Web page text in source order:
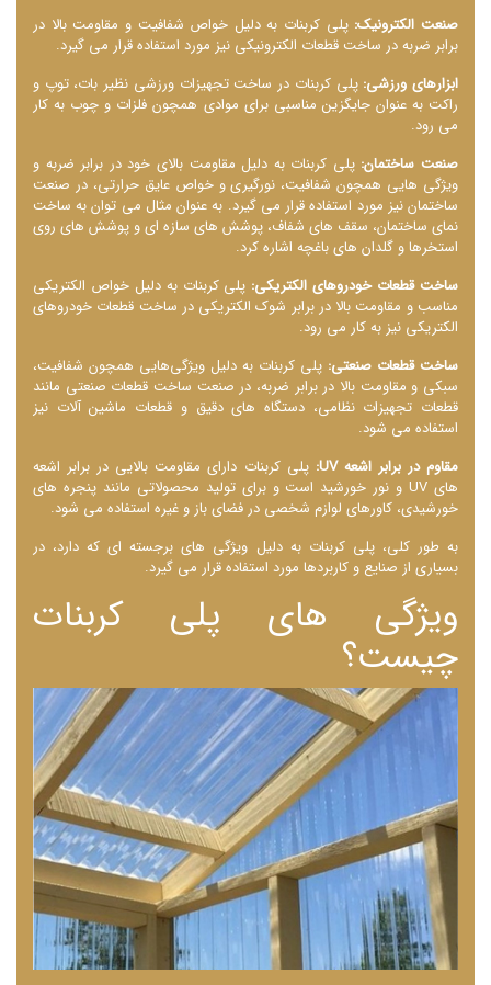
صنعت الکترونیک: پلی کربنات به دلیل خواص شفافیت و مقاومت بالا در
برابر ضربه در ساخت قطعات الکترونیکی نیز مورد استفاده قرار می ‌گیرد.
ابزارهای ورزشی: پلی کربنات در ساخت تجهیزات ورزشی نظیر بات، توپ و
راکت به عنوان جایگزین مناسبی برای موادی همچون فلزات و چوب به کار
می ‌رود.
صنعت ساختمان: پلی کربنات به دلیل مقاومت بالای خود در برابر ضربه و
ویژگی‌ هایی همچون شفافیت، نورگیری و خواص عایق حرارتی، در صنعت
ساختمان نیز مورد استفاده قرار می‌ گیرد. به عنوان مثال می ‌توان به ساخت
نمای ساختمان، سقف‌ های شفاف، پوشش ‌های سازه‌ ای و پوشش‌ های روی
استخرها و گلدان ‌های باغچه اشاره کرد.
ساخت قطعات خودروهای الکتریکی: پلی کربنات به دلیل خواص الکتریکی
مناسب و مقاومت بالا در برابر شوک الکتریکی در ساخت قطعات خودروهای
الکتریکی نیز به کار می ‌رود.
ساخت قطعات صنعتی: پلی کربنات به دلیل ویژگی‌هایی همچون شفافیت،
سبکی و مقاومت بالا در برابر ضربه، در صنعت ساخت قطعات صنعتی مانند
قطعات تجهیزات نظامی، دستگاه‌ های دقیق و قطعات ماشین آلات نیز
استفاده می ‌شود.
مقاوم در برابر اشعه UV:
پلی کربنات دارای مقاومت بالایی در برابر اشعه
‌های UV و نور خورشید است و برای تولید محصولاتی مانند پنجره‌ های
خورشیدی، کاورهای لوازم شخصی در فضای باز و غیره استفاده می ‌شود.
به طور کلی، پلی کربنات به دلیل ویژگی ‌های برجسته‌ ای که دارد، در
بسیاری از صنایع و کاربردها مورد استفاده قرار می گیرد.
ویژگی های پلی کربنات
چیست؟